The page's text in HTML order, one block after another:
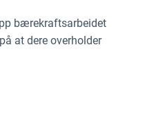
bærekraftsarbeidet
at dere overholder